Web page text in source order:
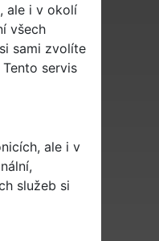
ale i v okolí
všech
sami zvolíte
servis
ale i v
služeb si